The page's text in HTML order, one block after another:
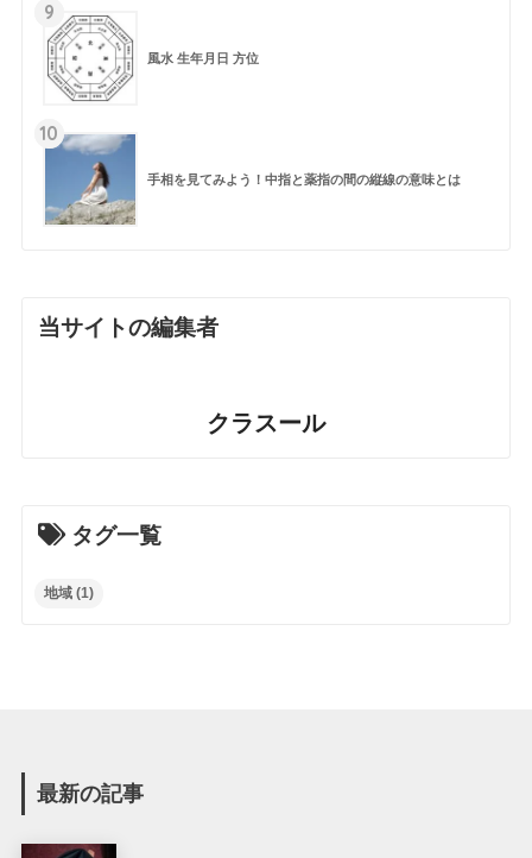
9
風水 生年月日 方位
10
手相を見てみよう！中指と薬指の間の縦線の意味とは
当サイトの編集者
クラスール
タグ一覧
地域(1)
最新の記事